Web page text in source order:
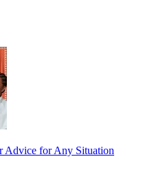
Advice for Any Situation